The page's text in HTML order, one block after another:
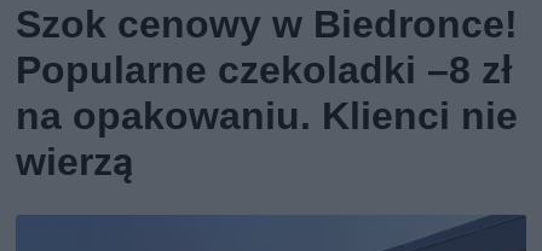
Szok cenowy w Biedronce!
Popularne czekoladki –8 zł
na opakowaniu. Klienci nie
wierzą